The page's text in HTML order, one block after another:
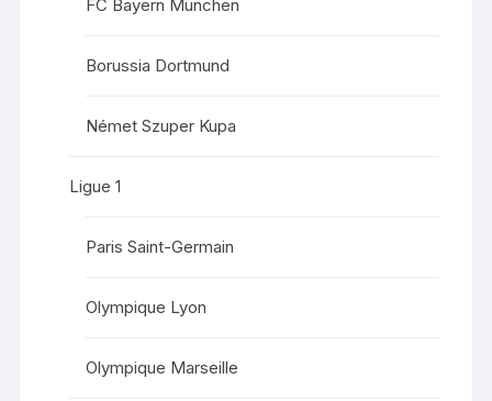
FC Bayern München
Borussia Dortmund
Német Szuper Kupa
Ligue 1
Paris Saint-Germain
Olympique Lyon
Olympique Marseille